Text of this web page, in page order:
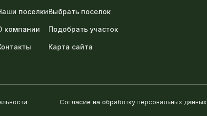
поселки
компании
Выбрать поселок
Подобрать участок
Карта сайта
Согласие на обработку персональных данных